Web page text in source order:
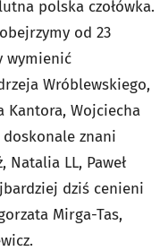
polska czołówka.
od 23
wymienić
Wróblewskiego,
Kantora, Wojciecha
doskonale znani
Natalia LL, Paweł
dziś cenieni
Mirga-Tas,